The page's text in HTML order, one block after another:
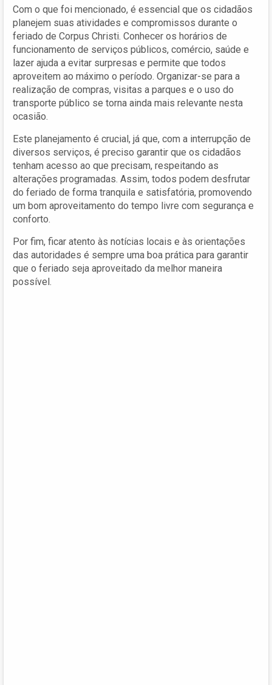
Com o que foi mencionado, é essencial que os cidadãos
planejem suas atividades e compromissos durante o
feriado de Corpus Christi. Conhecer os horários de
funcionamento de serviços públicos, comércio, saúde e
lazer ajuda a evitar surpresas e permite que todos
aproveitem ao máximo o período. Organizar-se para a
realização de compras, visitas a parques e o uso do
transporte público se torna ainda mais relevante nesta
ocasião.
Este planejamento é crucial, já que, com a interrupção de
diversos serviços, é preciso garantir que os cidadãos
tenham acesso ao que precisam, respeitando as
alterações programadas. Assim, todos podem desfrutar
do feriado de forma tranquila e satisfatória, promovendo
um bom aproveitamento do tempo livre com segurança e
conforto.
Por fim, ficar atento às notícias locais e às orientações
das autoridades é sempre uma boa prática para garantir
que o feriado seja aproveitado da melhor maneira
possível.